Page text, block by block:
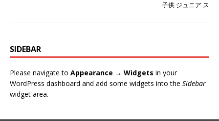
子供 ジュニア ス
SIDEBAR
Please navigate to Appearance → Widgets in your
WordPress dashboard and add some widgets into the Sidebar
widget area.